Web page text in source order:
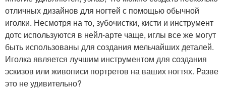
отличных дизайнов для ногтей с помощью обычной
иголки. Несмотря на то, зубочистки, кисти и инструмент
дотс используются в нейл-арте чаще, иглы все же могут
быть использованы для создания мельчайших деталей.
Иголка является лучшим инструментом для создания
эскизов или живописи портретов на ваших ногтях. Разве
это не удивительно?